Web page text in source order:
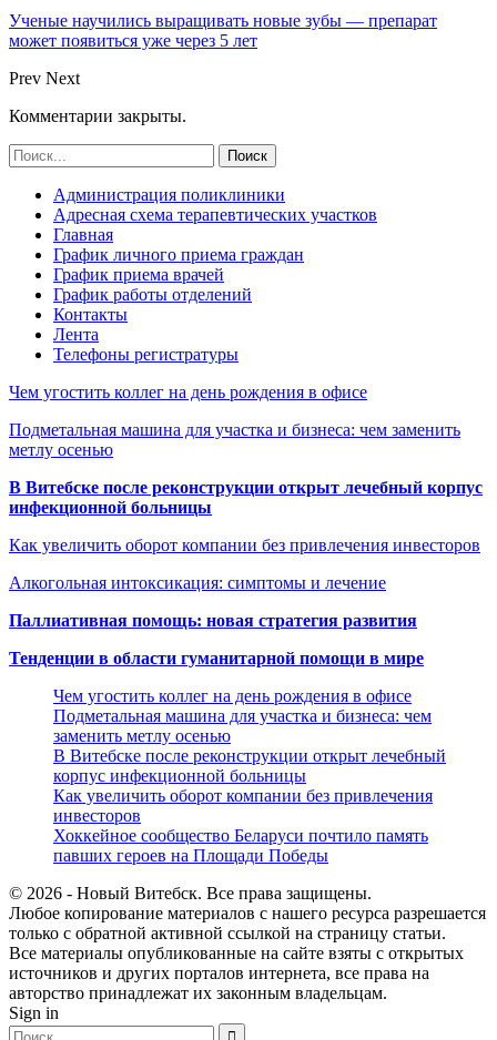
Ученые научились выращивать новые зубы — препарат
может появиться уже через 5 лет
Prev Next
Комментарии закрыты.
Администрация поликлиники
Адресная схема терапевтических участков
Главная
График личного приема граждан
График приема врачей
График работы отделений
Контакты
Лента
Телефоны регистратуры
Чем угостить коллег на день рождения в офисе
Подметальная машина для участка и бизнеса: чем заменить
метлу осенью
В Витебске после реконструкции открыт лечебный корпус
инфекционной больницы
Как увеличить оборот компании без привлечения инвесторов
Алкогольная интоксикация: симптомы и лечение
Паллиативная помощь: новая стратегия развития
Тенденции в области гуманитарной помощи в мире
Чем угостить коллег на день рождения в офисе
Подметальная машина для участка и бизнеса: чем
заменить метлу осенью
В Витебске после реконструкции открыт лечебный
корпус инфекционной больницы
Как увеличить оборот компании без привлечения
инвесторов
Хоккейное сообщество Беларуси почтило память
павших героев на Площади Победы
© 2026 - Новый Витебск. Все права защищены.
Любое копирование материалов с нашего ресурса разрешается
только с обратной активной ссылкой на страницу статьи.
Все материалы опубликованные на сайте взяты с открытых
источников и других порталов интернета, все права на
авторство принадлежат их законным владельцам.
Sign in